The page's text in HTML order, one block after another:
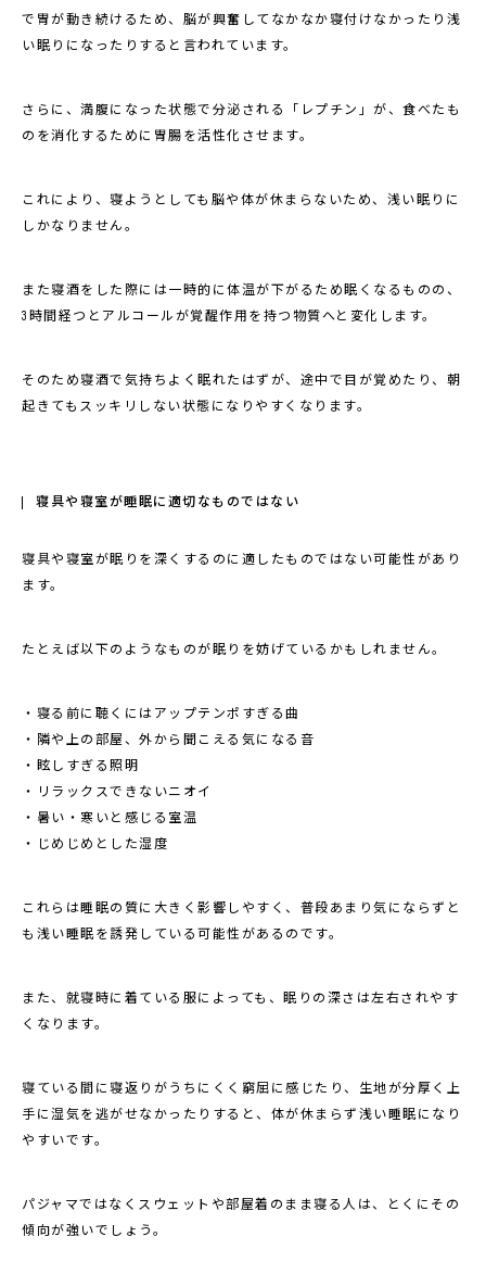
で胃が動き続けるため、脳が興奮してなかなか寝付けなかったり浅
い眠りになったりすると言われています。
さらに、満腹になった状態で分泌される「レプチン」が、食べたも
のを消化するために胃腸を活性化させます。
これにより、寝ようとしても脳や体が休まらないため、浅い眠りに
しかなりません。
また寝酒をした際には一時的に体温が下がるため眠くなるものの、
3時間経つとアルコールが覚醒作用を持つ物質へと変化します。
そのため寝酒で気持ちよく眠れたはずが、途中で目が覚めたり、朝
起きてもスッキリしない状態になりやすくなります。
寝具や寝室が睡眠に適切なものではない
寝具や寝室が眠りを深くするのに適したものではない可能性があり
ます。
たとえば以下のようなものが眠りを妨げているかもしれません。
・寝る前に聴くにはアップテンポすぎる曲
・隣や上の部屋、外から聞こえる気になる音
・眩しすぎる照明
・リラックスできないニオイ
・暑い・寒いと感じる室温
・じめじめとした湿度
これらは睡眠の質に大きく影響しやすく、普段あまり気にならずと
も浅い睡眠を誘発している可能性があるのです。
また、就寝時に着ている服によっても、眠りの深さは左右されやす
くなります。
寝ている間に寝返りがうちにくく窮屈に感じたり、生地が分厚く上
手に湿気を逃がせなかったりすると、体が休まらず浅い睡眠になり
やすいです。
パジャマではなくスウェットや部屋着のまま寝る人は、とくにその
傾向が強いでしょう。